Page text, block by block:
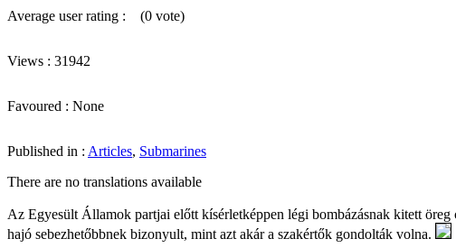
Average user rating : (0 vote)
Views : 31942
Favoured : None
Published in : Articles, Submarines
There are no translations available
Az Egyesült Államok partjai előtt kísérletképpen légi bombázásnak kitett
hajó sebezhetőbbnek bizonyult, mint azt akár a szakértők gondolták volna.